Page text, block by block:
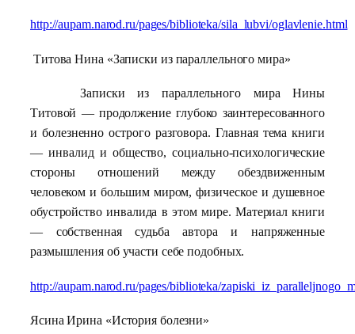
http://aupam.narod.ru/pages/biblioteka/sila_lubvi/oglavlenie.html
Титова Нина «Записки из параллельного мира»
Записки из параллельного мира Нины
Титовой — продолжение глубоко заинтересованного
и болезненно острого разговора. Главная тема книги
— инвалид и общество, социально-психологические
стороны отношений между обездвиженным
человеком и большим миром, физическое и душевное
обустройство инвалида в этом мире. Материал книги
— собственная судьба автора и напряженные
размышления об участи себе подобных.
http://aupam.narod.ru/pages/biblioteka/
Ясина Ирина «История болезни»